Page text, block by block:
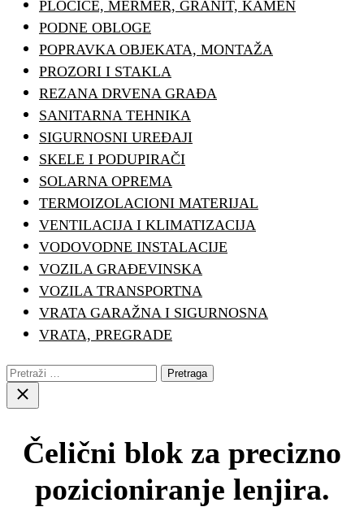
PLOČICE, MERMER, GRANIT, KAMEN
PODNE OBLOGE
POPRAVKA OBJEKATA, MONTAŽA
PROZORI I STAKLA
REZANA DRVENA GRAĐA
SANITARNA TEHNIKA
SIGURNOSNI UREĐAJI
SKELE I PODUPIRAČI
SOLARNA OPREMA
TERMOIZOLACIONI MATERIJAL
VENTILACIJA I KLIMATIZACIJA
VODOVODNE INSTALACIJE
VOZILA GRAĐEVINSKA
VOZILA TRANSPORTNA
VRATA GARAŽNA I SIGURNOSNA
VRATA, PREGRADE
Pretraga:
Close
search
Čelični blok za precizno
pozicioniranje lenjira.